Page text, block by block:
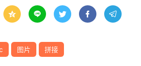
    
图片 拼接